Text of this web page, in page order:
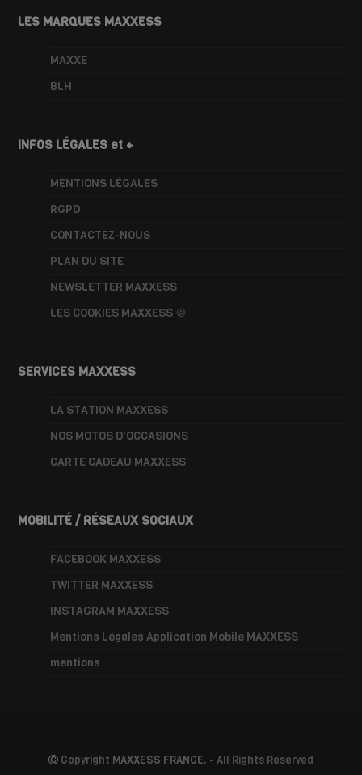
LES MARQUES MAXXESS
MAXXE
BLH
INFOS LÉGALES et +
MENTIONS LÉGALES
RGPD
CONTACTEZ-NOUS
PLAN DU SITE
NEWSLETTER MAXXESS
LES COOKIES MAXXESS 🍪
SERVICES MAXXESS
LA STATION MAXXESS
NOS MOTOS D’OCCASIONS
CARTE CADEAU MAXXESS
MOBILITÉ / RÉSEAUX SOCIAUX
FACEBOOK MAXXESS
TWITTER MAXXESS
INSTAGRAM MAXXESS
Mentions Légales Application Mobile MAXXESS
mentions
Copyright MAXXESS FRANCE. - All Rights Reserved